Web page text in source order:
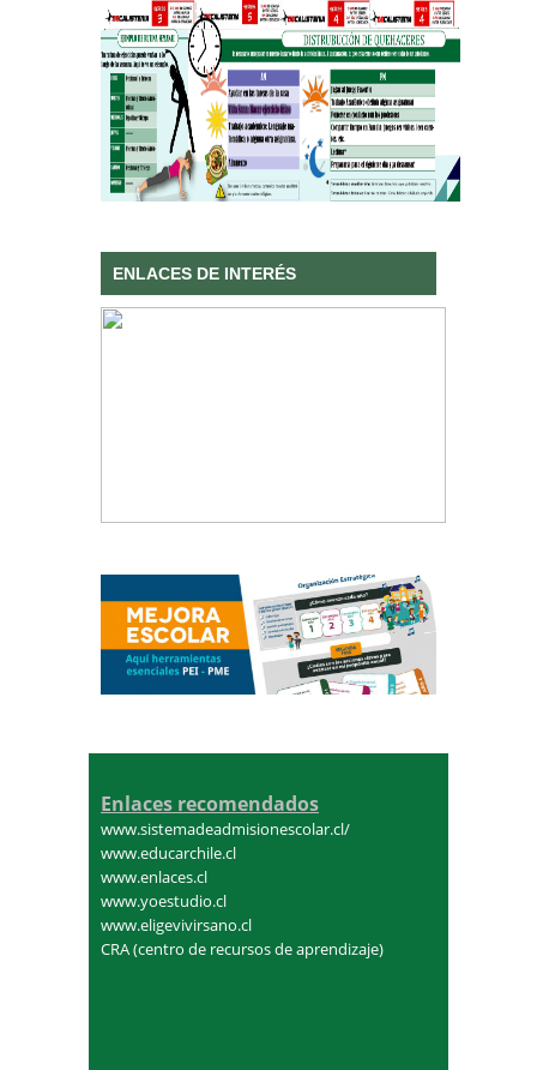
ENLACES DE INTERÉS
Enlaces recomendados
www.sistemadeadmisionescolar.cl/
www.educarchile.cl
www.enlaces.cl
www.yoestudio.cl
www.eligevivirsano.cl
CRA (centro de recursos de aprendizaje)